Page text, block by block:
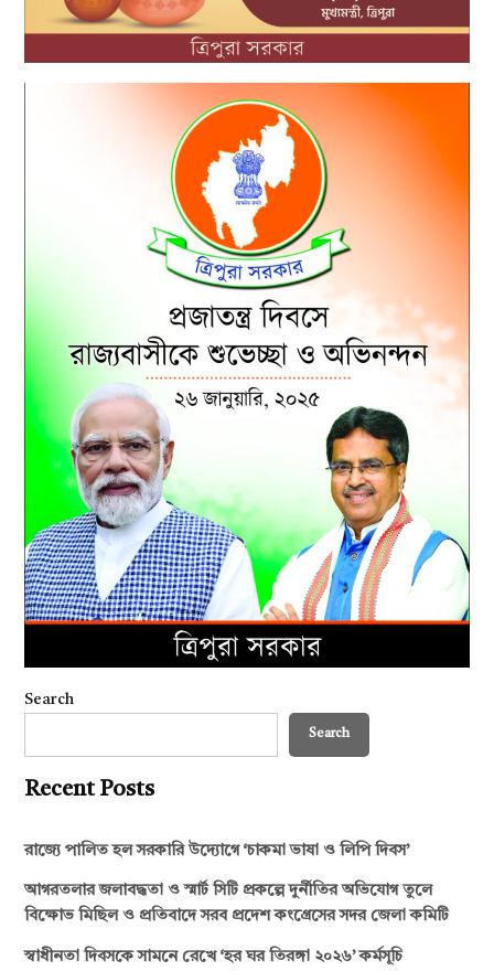
Search
Search
Recent Posts
রাজ্যে পালিত হল সরকারি উদ্যোগে ‘চাকমা ভাষা ও লিপি দিবস’
আগরতলার জলাবদ্ধতা ও স্মার্ট সিটি প্রকল্পে দুর্নীতির অভিযোগ তুলে
বিক্ষোভ মিছিল ও প্রতিবাদে সরব প্রদেশ কংগ্রেসের সদর জেলা কমিটি
স্বাধীনতা দিবসকে সামনে রেখে ‘হর ঘর তিরঙ্গা ২০২৬’ কর্মসূচি